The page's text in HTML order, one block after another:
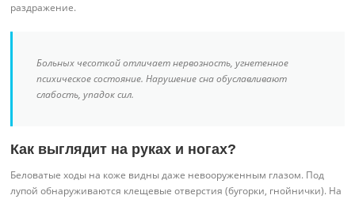
раздражение.
Больных чесоткой отличает нервозность, угнетенное
психическое состояние. Нарушение сна обуславливают
слабость, упадок сил.
Как выглядит на руках и ногах?
Беловатые ходы на коже видны даже невооруженным глазом. Под
лупой обнаруживаются клещевые отверстия (бугорки, гнойнички). На